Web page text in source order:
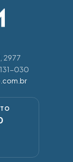
2977
030